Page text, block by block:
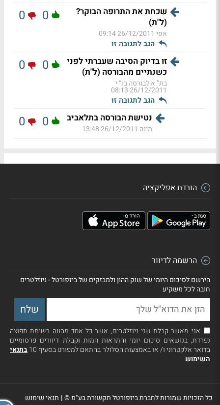
שכחת את התרופה הבוקר?
(ל"ת)
אפי 26/12/2011 09:14
הגב לתגובה זו
0
0
זו בדיוק הסיבה שעברתי לפני
כשנתיים מהבורסה (ל"ת)
בת" א לבורסה בנ" י
26/12/2011 08:13
הגב לתגובה זו
0
0
נטישת הבורסה בתלאביב
מינה 26/12/2011 13:48
0
0
הורדת אפליקציה
הרשמה לדיוור
הירשם לסיכום היומי של שוק ההון ולמבזקים של ביזפורטל - ניוזלטרים
חובה לכל משקיע
אני מאשר קבלת שני ניוזלטרים, אשר כל אחד מהווה רשימת תפוצה
נפרדת, בנושאים סיכום יומי והתראות חמות וקבלת דיוורים פרסומיים
בדואר אלקטרוני ו/ או באמצעות הסלולר בהתאם למפורט בסעיף 10
בתנאי
השימוש
כל הזכויות שמורות לחברת ביזפורטל תקשורת בע"מ ©| תנאי שימוש